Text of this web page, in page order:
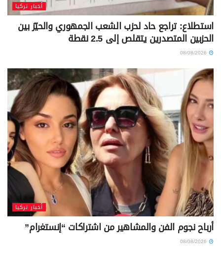
أخبار تركيا
استطلاع: تراجع حاد لحزب الشعب الجمهوري والحيّز بين
الحزبين المتصدرين يتقلص إلى 2.5 نقطة
أخبار تركيا
أرباح نجوم الفن والمشاهير من اشتراكات “إنستغرام”